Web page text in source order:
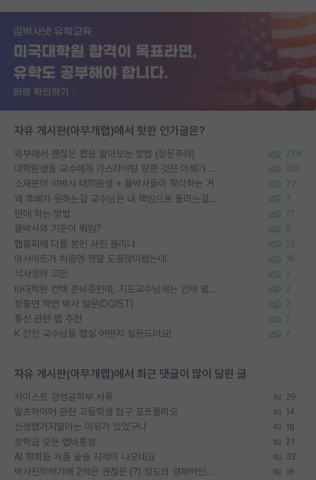
자유 게시판(아무개랩)에서 핫한 인기글은?
외부에서 괜찮은 랩을 알아보는 방법 (장문주의) 278
대학원생들 교수에게 가스라이팅 당한 것은 이해가 갑니다. 안타깝네요. 120
소재분야 석박사 대학원생 + 물박사들이 착각하는 거 77
왜 후배가 못하는걸 교수님은 내 책임으로 돌리는걸까요? 7
편애 하는 방법 17
물박사의 기준이 뭐임? 9
랩홈피에 다들 본인 사진 올리냐 13
이사이트가 처음엔 정말 도움많이됐는데 16
석사생의 고민 2
타대학원 컨텍 준비중인데, 지도교수님께는 언제 말씀드려야 할까요? 2
정출연 학연 박사 질문(DGIST) 2
통신 관련 랩 추천 2
K 전전 교수님들 랩실 어떤지 질문드려요! 2
자유 게시판(아무개랩)에서 최근 댓글이 많이 달린 글
카이스트 경영공학부 서류 29
알츠하이머 관련 고등학생 탐구 포트폴리오 14
신생랩가지말라는 이유가 있었구나 18
장학금 모은 랩비통장 21
AI 학회들 거품 슬슬 지적이 나오네요 32
박사진학하기에 2억은 괜찮은 (?) 정도의 경제력인가요 16